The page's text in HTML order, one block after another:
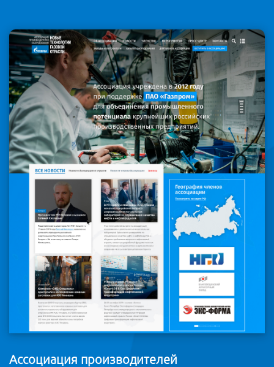
Ассоциация производителей